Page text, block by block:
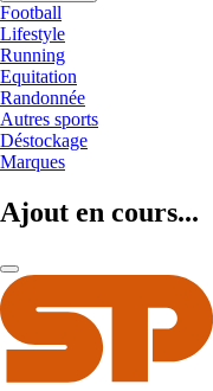
Football
Lifestyle
Running
Equitation
Randonnée
Autres sports
Déstockage
Marques
Ajout en cours...